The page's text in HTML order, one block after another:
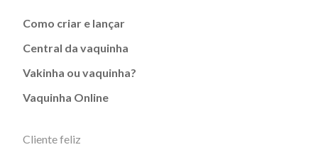
Como criar e lançar
Central da vaquinha
Vakinha ou vaquinha?
Vaquinha Online
Cliente feliz